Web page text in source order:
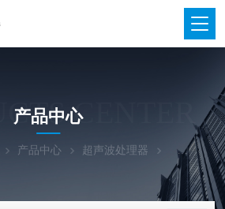
CENTER
产品中心
产品中心 超声波处理器 超声波提